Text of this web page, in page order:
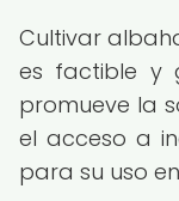
Cultivar
es factible y
promueve la
el acceso a
para su uso